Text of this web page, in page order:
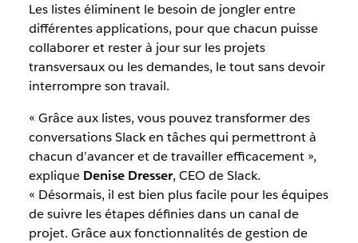
Les listes éliminent le besoin de jongler entre
différentes applications, pour que chacun puisse
collaborer et rester à jour sur les projets
transversaux ou les demandes, le tout sans devoir
interrompre son travail.
« Grâce aux listes, vous pouvez transformer des
conversations Slack en tâches qui permettront à
chacun d’avancer et de travailler efficacement »,
explique Denise Dresser, CEO de Slack.
« Désormais, il est bien plus facile pour les équipes
de suivre les étapes définies dans un canal de
projet. Grâce aux fonctionnalités de gestion de